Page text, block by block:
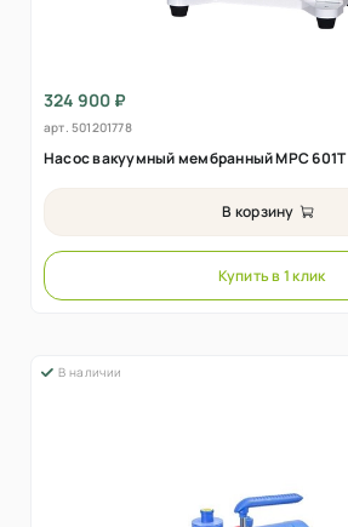
324 900 ₽
арт. 501201778
Насос вакуумный мембранный MPC 601T
В корзину
Купить в 1 клик
В наличии